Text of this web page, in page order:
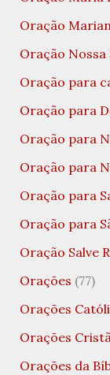
Oração
Oração Nossa
Oração para
Oração para
Oração para
Oração para
Oração para
Oração para
Oração Salve
Orações (77)
Orações
Orações
Orações da